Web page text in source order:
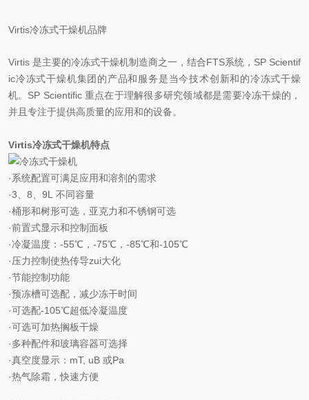
Virtis冷冻式干燥机品牌
Virtis 是主要的冷冻式干燥机制造商之一，结合FTS系统，SP Scientif
ic冷冻式干燥机集团的产品和服务是当今技术创新和的冷冻式干燥
机。SP Scientific 重点在于理解很多研究领域都是需要冷冻干燥的，
并且专注于提供高质量的应用和的设备。
Virtis冷冻式干燥机特点
·系统配置可满足应用和溶剂的需求
·3、8、9L 不同容量
·桶形和树形可选，亚克力和不锈钢可选
·前置式显示和控制面板
·冷凝温度：-55℃，-75℃，-85℃和-105℃
·压力控制使热传导zui大化
·节能控制功能
·预冻槽可选配，减少冻干时间
·可选配-105℃超低冷凝温度
·可选可加热搁板干燥
·多种配件和玻璃容器可选择
·真空度显示：mT, uB 或Pa
·热气除霜，快速方便